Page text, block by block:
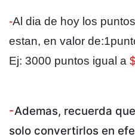
-Al dia de hoy los
estan, en valor
Ej: 3000 puntos igual a
-Ademas, recuerda
solo convertirlos en